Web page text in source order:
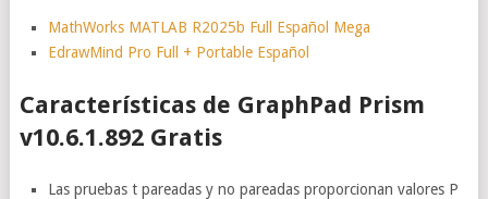
MathWorks MATLAB R2025b Full Español Mega
EdrawMind Pro Full + Portable Español
Características de GraphPad Prism
v10.6.1.892 Gratis
Las pruebas t pareadas y no pareadas proporcionan valores P